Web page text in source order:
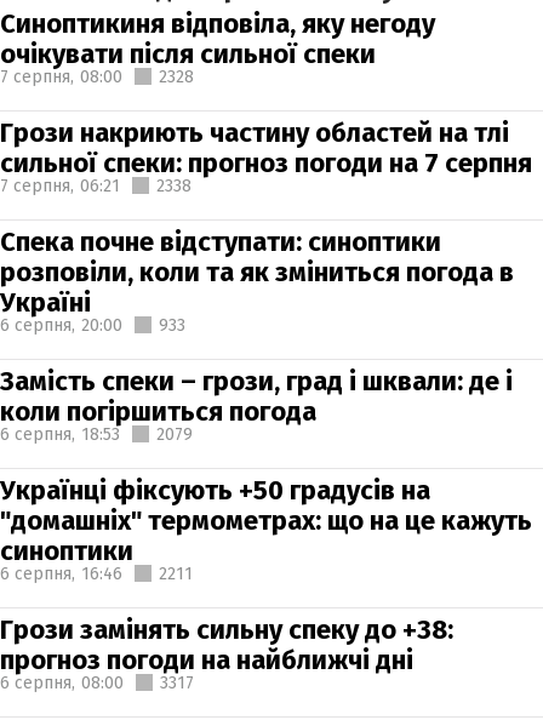
Синоптикиня відповіла, яку негоду
очікувати після сильної спеки
7 серпня, 08:00 2328
Грози накриють частину областей на тлі
сильної спеки: прогноз погоди на 7 серпня
7 серпня, 06:21 2338
Спека почне відступати: синоптики
розповіли, коли та як зміниться погода в
Україні
6 серпня, 20:00 933
Замість спеки – грози, град і шквали: де і
коли погіршиться погода
6 серпня, 18:53 2079
Українці фіксують +50 градусів на
"домашніх" термометрах: що на це кажуть
синоптики
6 серпня, 16:46 2211
Грози замінять сильну спеку до +38:
прогноз погоди на найближчі дні
6 серпня, 08:00 3317